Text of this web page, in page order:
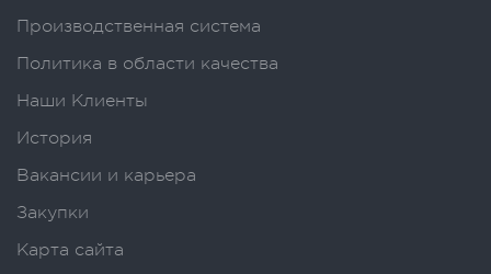
Производственная система
Политика в области качества
Наши Клиенты
История
Вакансии и карьера
Закупки
Карта сайта